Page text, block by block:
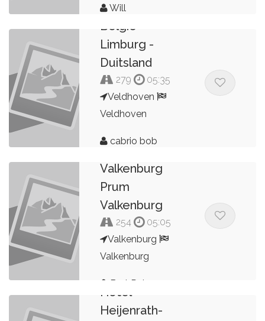
Will
Belgie -
Limburg -
Duitsland
279
05:35
Veldhoven
Veldhoven
cabrio bob
2024
Valkenburg
Prum
Valkenburg
254
05:05
Valkenburg
Valkenburg
Bert Peters
Hotel
Heijenrath-